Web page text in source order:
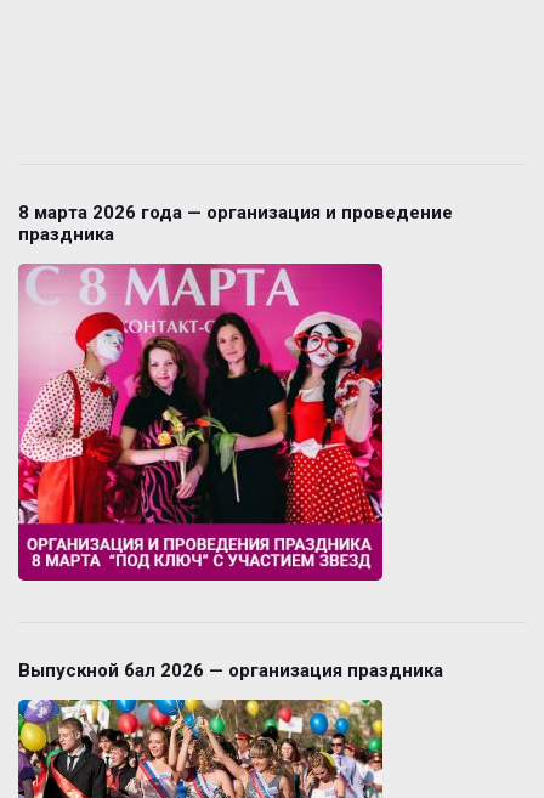
8 марта 2026 года — организация и проведение
праздника
Выпускной бал 2026 — организация праздника